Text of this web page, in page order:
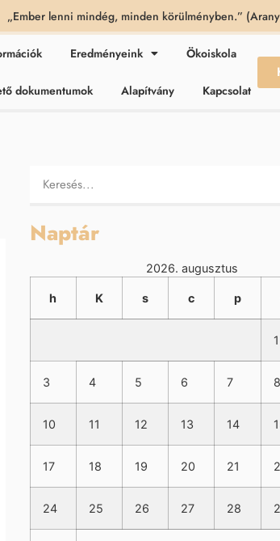
„Ember lenni mindég, minden körülményben.”
Eredményeink Ökoiskola
dokumentumok Alapítvány Kapcsolat
Naptár
2026. augusztus
h K s c p
1
3 4 5 6 7 8
10 11 12 13 14
17 18 19 20 21
24 25 26 27 28